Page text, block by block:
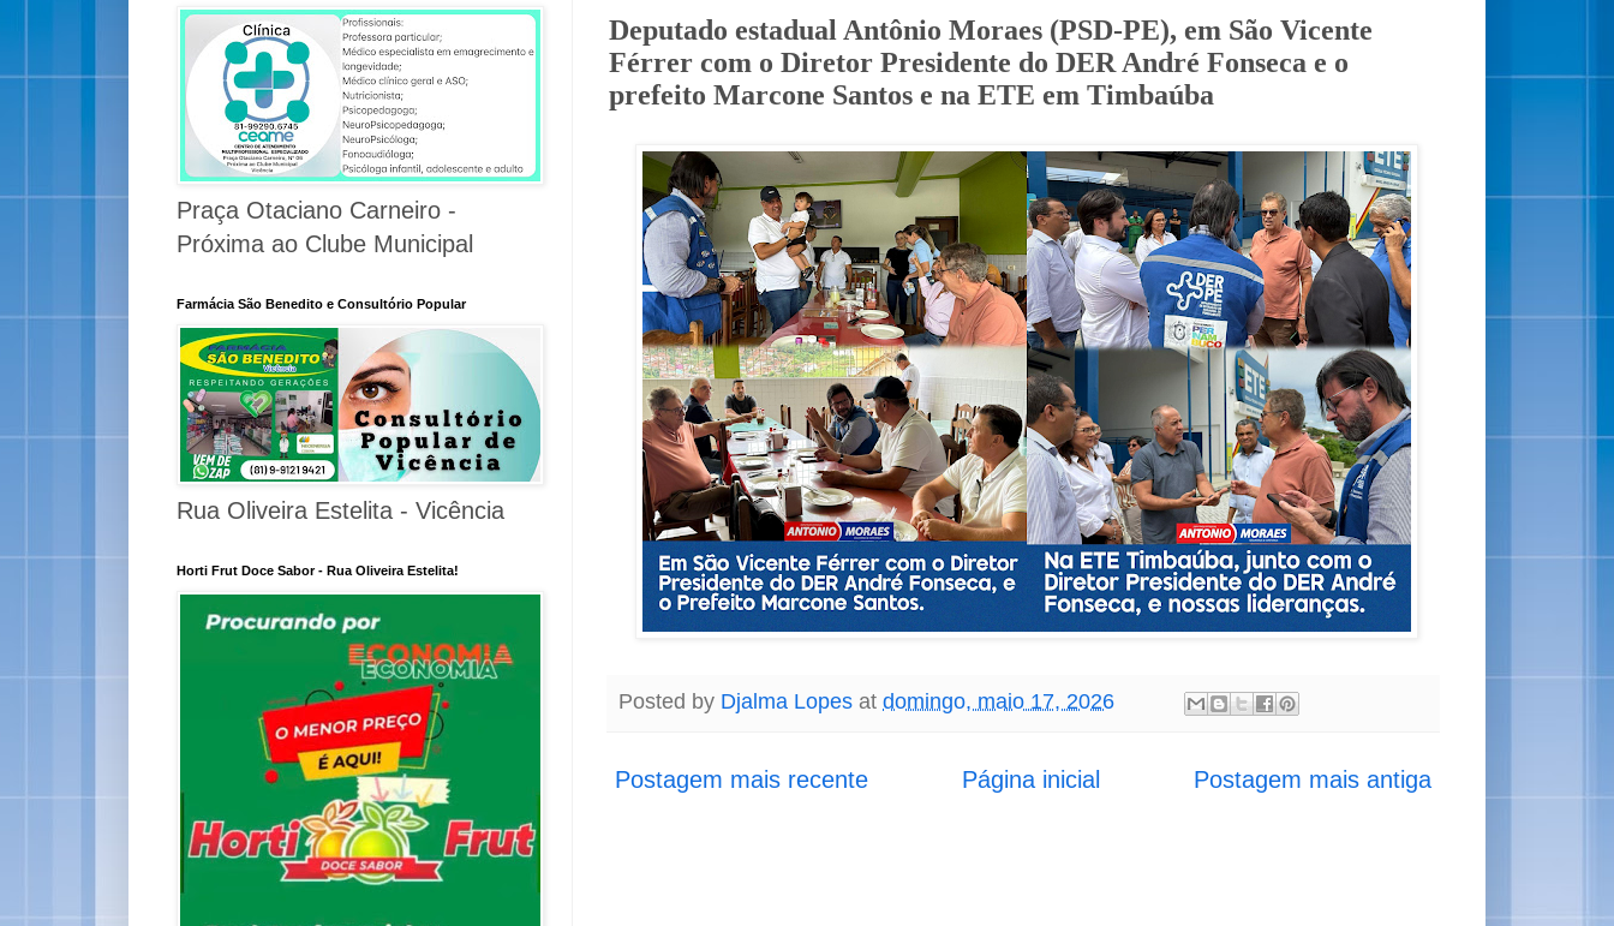
Deputado estadual Antônio Moraes (PSD-PE), em São Vicente
Férrer com o Diretor Presidente do DER André Fonseca e o
prefeito Marcone Santos e na ETE em Timbaúba
Posted by Djalma Lopes at domingo, maio 17, 2026
Postagem mais recente Postagem mais antiga
Página inicial
Praça Otaciano Carneiro -
Próxima ao Clube Municipal
Farmácia São Benedito e Consultório Popular
Rua Oliveira Estelita - Vicência
Horti Frut Doce Sabor - Rua Oliveira Estelita!